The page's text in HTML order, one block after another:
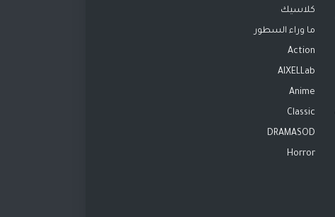
كلاسيك
ما وراء السطور
Action
AIXELLab
Anime
Classic
DRAMASOD
Horror